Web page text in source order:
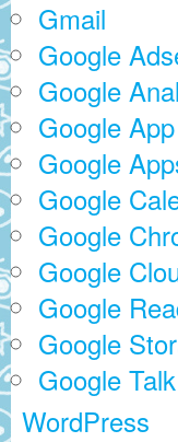
Gmail
Google
Google
Google
Google
Google
Google
Google
Google
Google
Google Talk
WordPress